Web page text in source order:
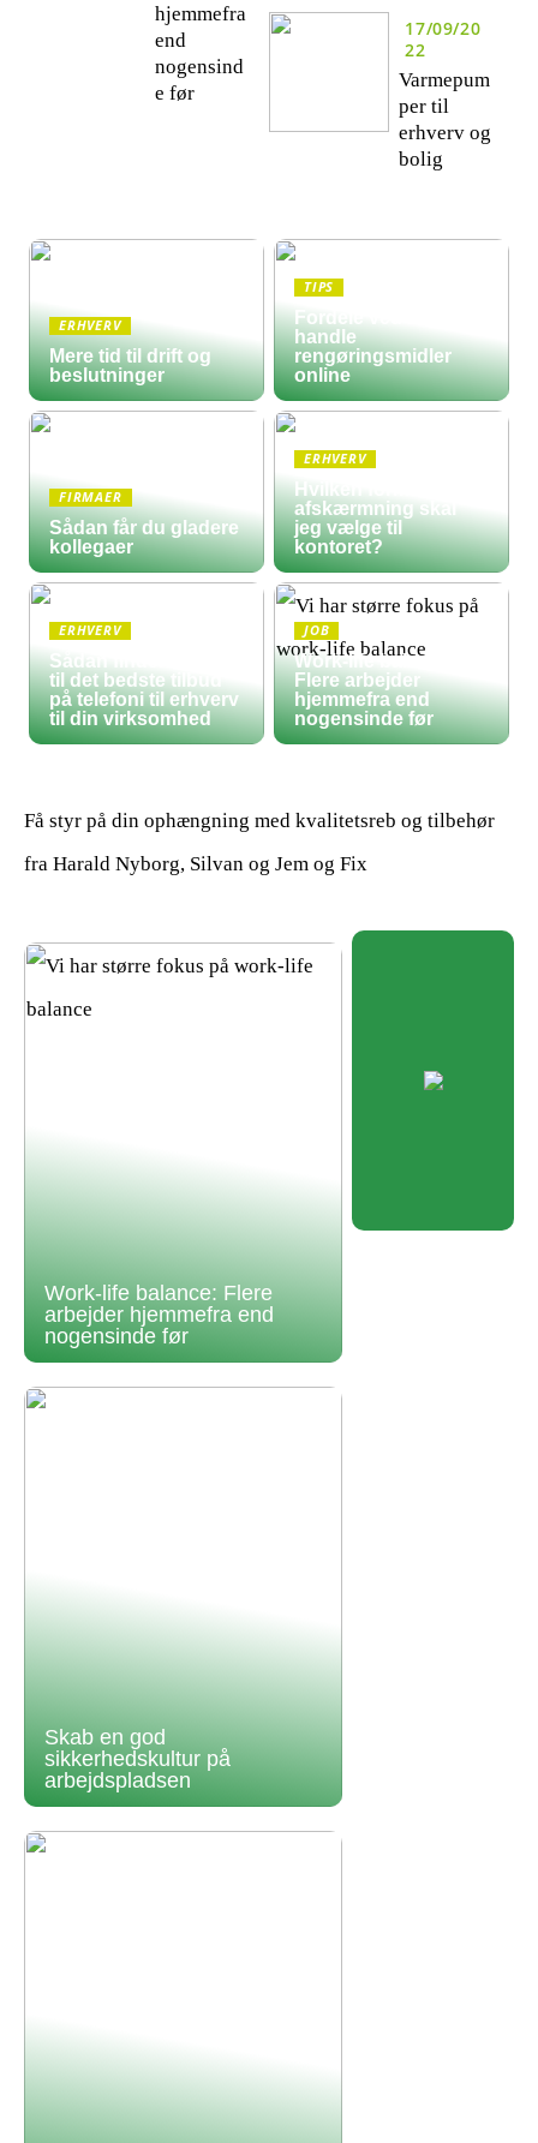
hjemmefra
end
nogensind
e før
17/09/20
22
Varmepum
per til
erhverv og
bolig
ERHVERV
Mere tid til drift og
beslutninger
TIPS
Fordele ved at
handle
rengøringsmidler
online
FIRMAER
Sådan får du gladere
kollegaer
ERHVERV
Hvilken form for
afskærmning skal
jeg vælge til
kontoret?
ERHVERV
Sådan finder du frem
til det bedste tilbud
på telefoni til erhverv
til din virksomhed
JOB
Work-life balance:
Flere arbejder
hjemmefra end
nogensinde før
Få styr på din ophængning med kvalitetsreb og tilbehør
fra Harald Nyborg, Silvan og Jem og Fix
Work-life balance: Flere
arbejder hjemmefra end
nogensinde før
Skab en god
sikkerhedskultur på
arbejdspladsen